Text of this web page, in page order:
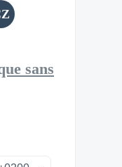
sans